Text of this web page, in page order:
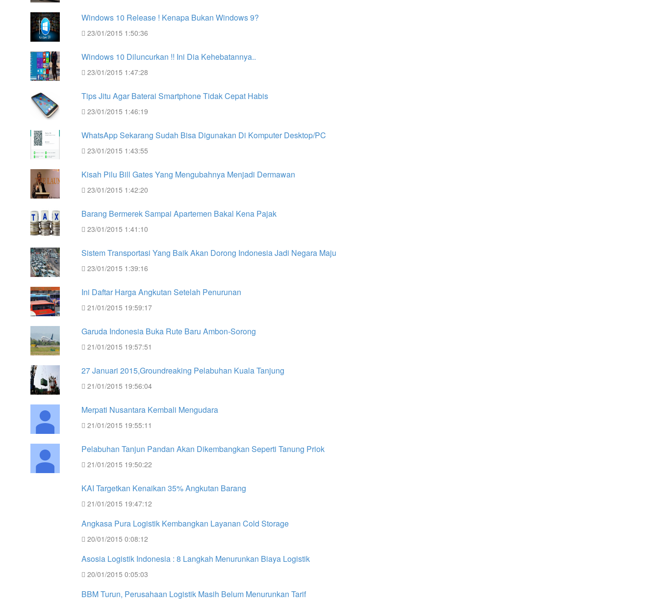
Windows 10 Release ! Kenapa Bukan Windows 9?
23/01/2015 1:50:36
Windows 10 Diluncurkan !! Ini Dia Kehebatannya..
23/01/2015 1:47:28
Tips Jitu Agar Baterai Smartphone Tidak Cepat Habis
23/01/2015 1:46:19
WhatsApp Sekarang Sudah Bisa Digunakan Di Komputer Desktop/PC
23/01/2015 1:43:55
Kisah Pilu Bill Gates Yang Mengubahnya Menjadi Dermawan
23/01/2015 1:42:20
Barang Bermerek Sampai Apartemen Bakal Kena Pajak
23/01/2015 1:41:10
Sistem Transportasi Yang Baik Akan Dorong Indonesia Jadi Negara Maju
23/01/2015 1:39:16
Ini Daftar Harga Angkutan Setelah Penurunan
21/01/2015 19:59:17
Garuda Indonesia Buka Rute Baru Ambon-Sorong
21/01/2015 19:57:51
27 Januari 2015,Groundreaking Pelabuhan Kuala Tanjung
21/01/2015 19:56:04
Merpati Nusantara Kembali Mengudara
21/01/2015 19:55:11
Pelabuhan Tanjun Pandan Akan Dikembangkan Seperti Tanung Priok
21/01/2015 19:50:22
KAI Targetkan Kenaikan 35% Angkutan Barang
21/01/2015 19:47:12
Angkasa Pura Logistik Kembangkan Layanan Cold Storage
20/01/2015 0:08:12
Asosia Logistik Indonesia : 8 Langkah Menurunkan Biaya Logistik
20/01/2015 0:05:03
BBM Turun, Perusahaan Logistik Masih Belum Menurunkan Tarif